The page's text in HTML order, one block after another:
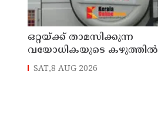
ഒറ്റയ്ക്ക് താമസിക്കുന്ന
വയോധികയുടെ കഴുത്തില്‍
നിന്ന് അഞ്ചരപ്പവന്റെ
സ്വര്‍ണമാല പൊട്ടിച്ചെടുത്തു;
SAT,8 AUG 2026